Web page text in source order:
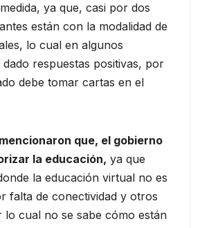
ya que, casi por dos
están con la modalidad de
lo cual en algunos
respuestas positivas, por
debe tomar cartas en el
que, el gobierno
la educación, ya que
la educación virtual no es
falta de conectividad y otros
lo cual no se sabe cómo están